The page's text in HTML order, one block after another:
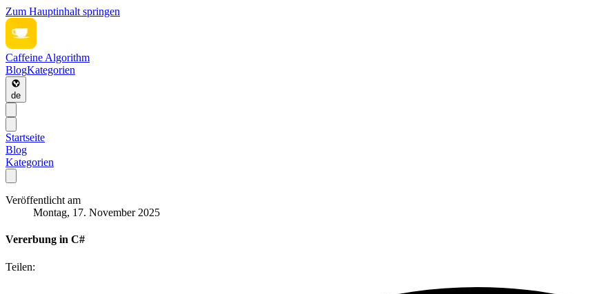
Zum Hauptinhalt springen
Caffeine Algorithm
BlogKategorien
de
Startseite
Blog
Kategorien
Veröffentlicht am
Montag, 17. November 2025
Vererbung in C#
Teilen: